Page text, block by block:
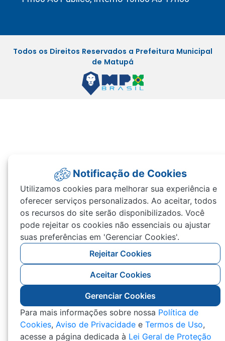
Todos os Direitos Reservados a Prefeitura Municipal
de Matupá
Notificação de Cookies
Utilizamos cookies para melhorar sua experiência e
oferecer serviços personalizados. Ao aceitar, todos
os recursos do site serão disponibilizados. Você
pode rejeitar os cookies não essenciais ou ajustar
suas preferências em 'Gerenciar Cookies'.
Rejeitar Cookies
Aceitar Cookies
Gerenciar Cookies
Para mais informações sobre nossa Política de
Cookies, Aviso de Privacidade e Termos de Uso,
acesse a página dedicada à Lei Geral de Proteção